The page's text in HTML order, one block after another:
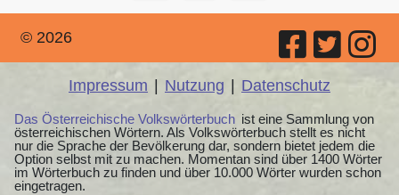
© 2026
Impressum Nutzung Datenschutz
Das Österreichische Volkswörterbuch ist eine Sammlung von
österreichischen Wörtern. Als Volkswörterbuch stellt es nicht
nur die Sprache der Bevölkerung dar, sondern bietet jedem die
Option selbst mit zu machen. Momentan sind über 1400 Wörter
im Wörterbuch zu finden und über 10.000 Wörter wurden schon
eingetragen.